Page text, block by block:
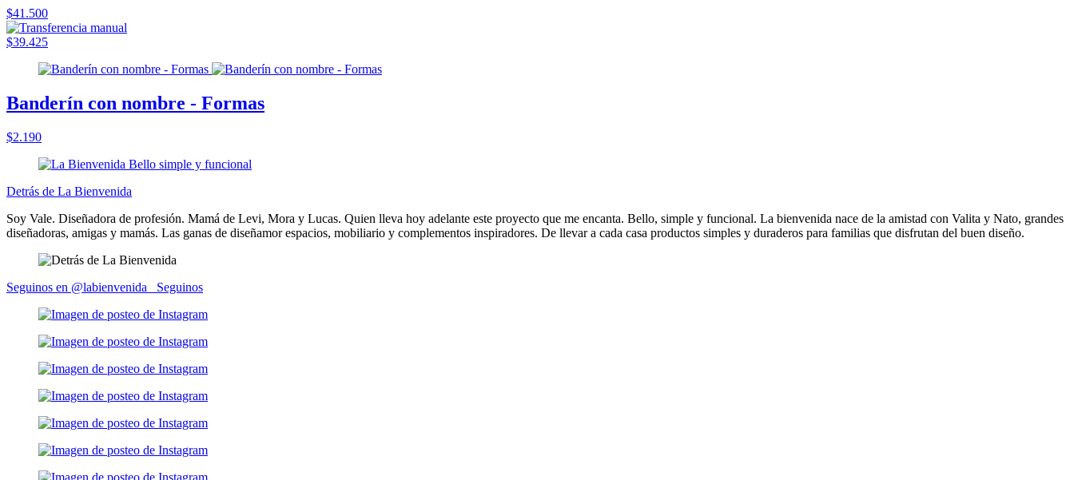
$41.500
$39.425
Banderín con nombre - Formas
$2.190
Detrás de La Bienvenida
Soy Vale. Diseñadora de profesión. Mamá de Levi, Mora y Lucas. Quien lleva hoy adelante este proyecto que me encanta. Bello, simple y funcional. La bienvenida nace de la amistad con Valita y Nato, grandes
diseñadoras, amigas y mamás. Las ganas de diseñamor espacios, mobiliario y complementos inspiradores. De llevar a cada casa productos simples y duraderos para familias que disfrutan del buen diseño.
Seguinos en @labienvenida_ Seguinos